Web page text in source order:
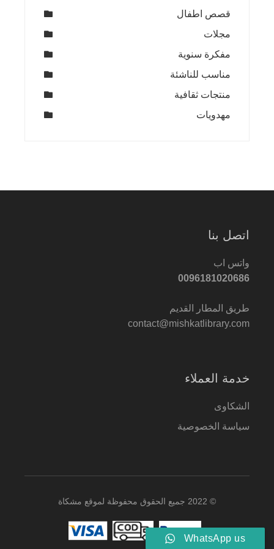
قصص اطفال
مجلات
مفكرة سنوية
مناسب للناشئة
منتجات ثقافية
مهدويات
اتصل بنا
واتس اب
0096181020686
طريق المطار القديم
contact@mishkatlibrary.com
خدمة العملاء
الشكاوى
سياسة الخصوصية
© 2022 جميع الحقوق محفوظة لموقع مشكاة
WhatsApp us